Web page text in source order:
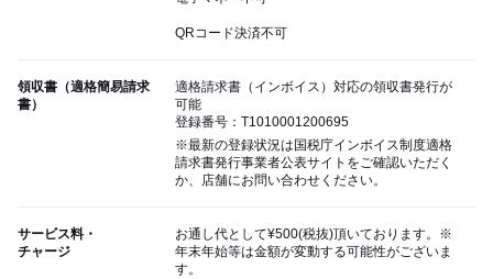
QRコード決済不可
領収書（適格簡易請求
書）
適格請求書（インボイス）対応の領収書発行が
可能
登録番号：T1010001200695
※最新の登録状況は国税庁インボイス制度適格
請求書発行事業者公表サイトをご確認いただく
か、店舗にお問い合わせください。
サービス料・
チャージ
お通し代として¥500(税抜)頂いております。※
年末年始等は金額が変動する可能性がございま
す。